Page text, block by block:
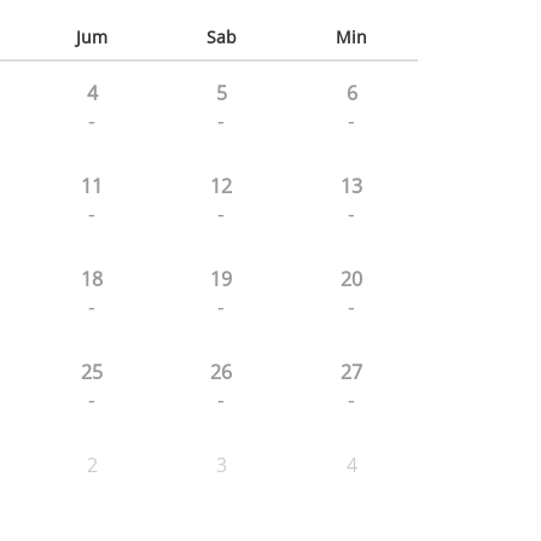
Jum Sab Min
4
-
5
-
6
-
11
-
12
-
13
-
18
-
19
-
20
-
25
-
26
-
27
-
2 3 4